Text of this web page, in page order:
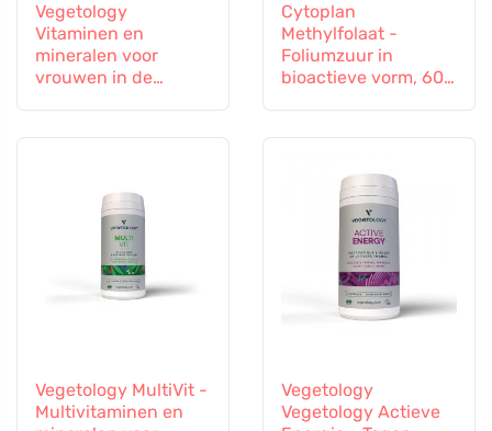
Vegetology
Vitaminen en
mineralen voor
vrouwen in de
Cytoplan
Methylfolaat -
Foliumzuur in
bioactieve vorm, 60
Vegetology MultiVit -
Multivitaminen en
Vegetology
Vegetology Actieve